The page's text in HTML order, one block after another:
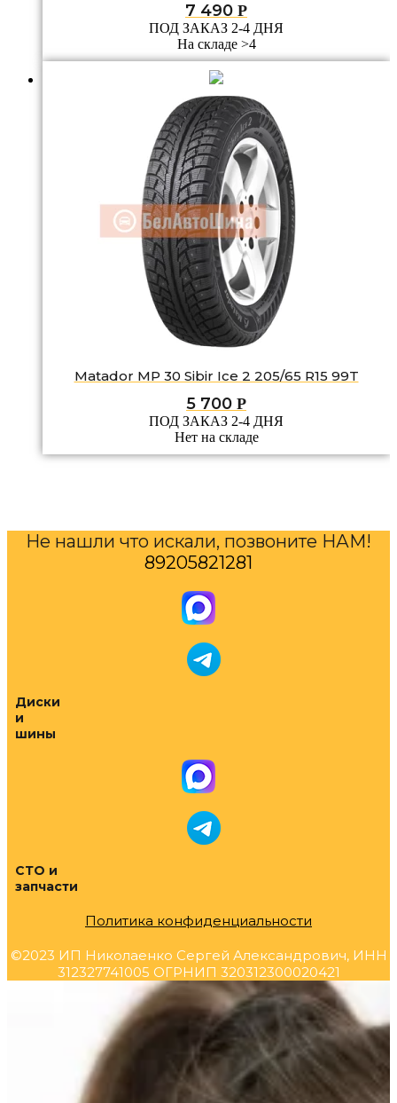
7 490 Р
ПОД ЗАКАЗ 2-4 ДНЯ
На складе >4
Matador MP 30 Sibir Ice 2 205/65 R15 99T
5 700 Р
ПОД ЗАКАЗ 2-4 ДНЯ
Нет на складе
Не нашли что искали, позвоните НАМ!
89205821281
Диски
и
шины
СТО и
запчасти
Политика конфиденциальности
©2023 ИП Николаенко Сергей Александрович, ИНН
312327741005 ОГРНИП 320312300020421